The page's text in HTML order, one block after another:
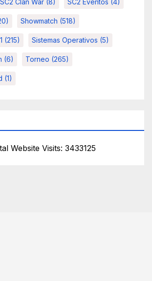
Showmatch (518)
(215) Sistemas Operativos (5)
(6) Torneo (265)
(1)
Website Visits: 3433125